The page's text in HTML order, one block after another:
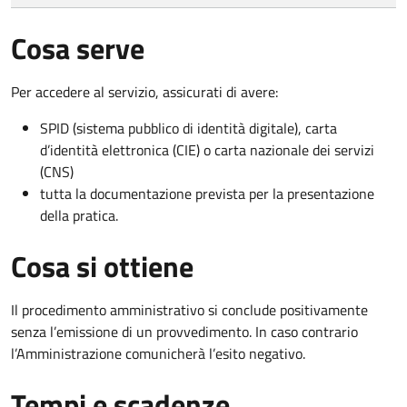
Cosa serve
Per accedere al servizio, assicurati di avere:
SPID (sistema pubblico di identità digitale), carta
d’identità elettronica (CIE) o carta nazionale dei servizi
(CNS)
tutta la documentazione prevista per la presentazione
della pratica.
Cosa si ottiene
Il procedimento amministrativo si conclude positivamente
senza l’emissione di un provvedimento. In caso contrario
l’Amministrazione comunicherà l’esito negativo.